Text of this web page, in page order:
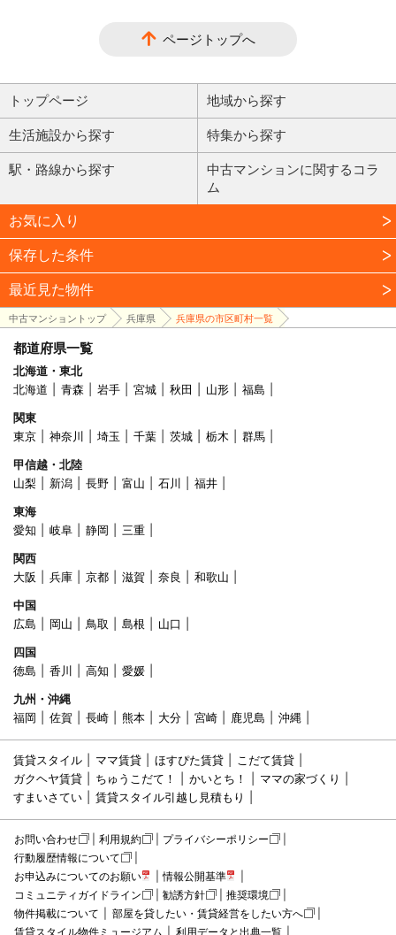
ページトップへ
トップページ 地域から探す
生活施設から探す 特集から探す
駅・路線から探す
中古マンションに関するコラ
ム
お気に入り
保存した条件
最近見た物件
中古マンショントップ 兵庫県 兵庫県の市区町村一覧
都道府県一覧
北海道・東北
北海道
青森 岩手 宮城 秋田 山形
福島
関東
東京
神奈川 埼玉 千葉 茨城 栃木
群馬
甲信越・北陸
山梨
新潟 長野 富山 石川
福井
東海
愛知
岐阜 静岡
三重
関西
大阪
兵庫 京都 滋賀 奈良
和歌山
中国
広島
岡山 鳥取 島根
山口
四国
徳島
香川 高知
愛媛
九州・沖縄
福岡
佐賀 長崎 熊本 大分 宮崎 鹿児島 沖縄
賃貸スタイル ママ賃貸 ほすぴた賃貸
こだて賃貸
ガクヘヤ賃貸
ちゅうこだて！ かいとち！
ママの家づくり
すまいさてい
賃貸スタイル引越し見積もり
お問い合わせ 利用規約
プライバシーポリシー
行動履歴情報について
お申込みについてのお願い
情報公開基準
コミュニティガイドライン
勧誘方針
推奨環境
物件掲載について
部屋を貸したい・賃貸経営をしたい方へ
賃貸スタイル物件ミュージアム
利用データと出典一覧